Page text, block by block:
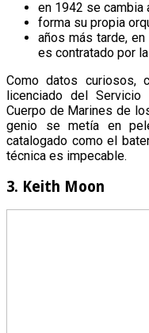
en 1942 se cambia
forma su propia
años más tarde,
es contratado por
Como datos curiosos,
licenciado del
Cuerpo de Marines de
genio se metía en
catalogado como el
técnica es impecable.
3. Keith Moon